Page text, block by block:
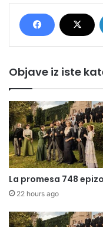
Objave iz iste
La promesa 748
22 hours ago